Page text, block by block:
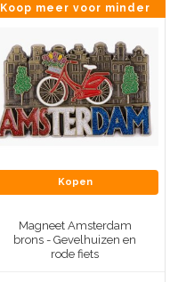
Koop meer voor minder
Kopen
Magneet Amsterdam
brons - Gevelhuizen en
rode fiets